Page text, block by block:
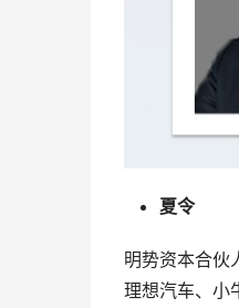
夏令
明势资本合伙
理想汽车、小